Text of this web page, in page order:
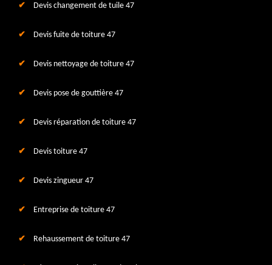
Devis changement de tuile 47
Devis fuite de toiture 47
Devis nettoyage de toiture 47
Devis pose de gouttière 47
Devis réparation de toiture 47
Devis toiture 47
Devis zingueur 47
Entreprise de toiture 47
Rehaussement de toiture 47